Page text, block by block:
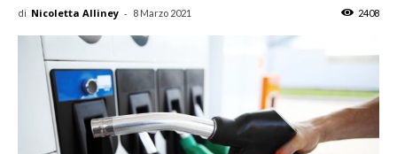
di Nicoletta Alliney - 8 Marzo 2021 2408